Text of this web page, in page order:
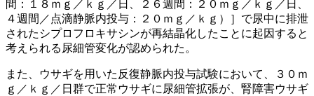
間：１８ｍｇ／ｋｇ／日、２６週間：２０ｍｇ／ｋｇ／日、
４週間／点滴静脈内投与：２０ｍｇ／ｋｇ）］で尿中に排泄
されたシプロフロキサシンが再結晶化したことに起因すると
考えられる尿細管変化が認められた。
また、ウサギを用いた反復静脈内投与試験において、３０ｍ
ｇ／ｋｇ／日群で正常ウサギに尿細管拡張が、腎障害ウサギ